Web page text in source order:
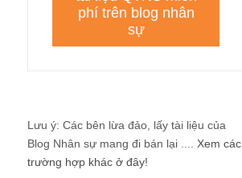
Lưu ý: Các bên lừa đảo, lấy tài liệu của
Blog Nhân sự mang đi bán lại .... Xem các
trường hợp khác ở đây!